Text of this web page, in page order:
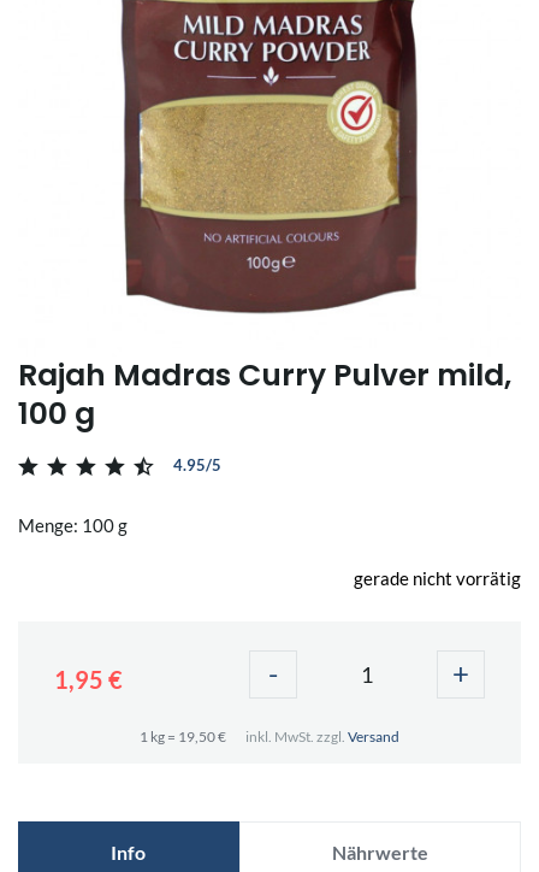
Rajah Madras Curry Pulver mild,
100 g
4.95/5
Menge: 100 g
gerade nicht vorrätig
1,95 € - +
1 kg = 19,50 € inkl. MwSt. zzgl. Versand
Info Nährwerte